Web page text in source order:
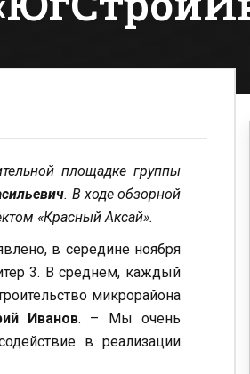
площадке группы
. В ходе обзорной
«Красный Аксай».
в середине ноября
3. В среднем, каждый
микрорайона
Иванов. – Мы очень
в реализации